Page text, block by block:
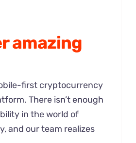
amazing
first cryptocurrency
There isn’t enough
in the world of
and our team realizes